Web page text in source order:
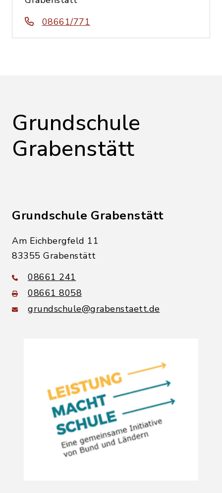
08661/771
Grundschule
Grabenstätt
Grundschule Grabenstätt
Am Eichbergfeld 11
83355 Grabenstätt
08661 241
08661 8058
grundschule@grabenstaett.de